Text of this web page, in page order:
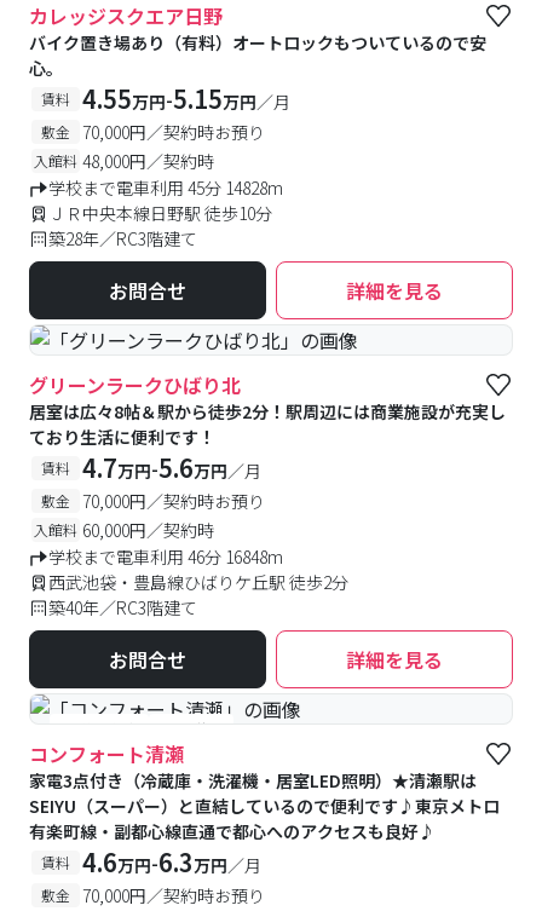
カレッジスクエア日野
バイク置き場あり（有料）オートロックもついているので安
心。
賃料 4.55万円-5.15万円／月
敷金 70,000円／契約時お預り
入館料 48,000円／契約時
学校まで電車利用 45分 14828m
ＪＲ中央本線日野駅 徒歩10分
築28年／RC3階建て
お問合せ 詳細を見る
グリーンラークひばり北
居室は広々8帖＆駅から徒歩2分！駅周辺には商業施設が充実し
ており生活に便利です！
賃料 4.7万円-5.6万円／月
敷金 70,000円／契約時お預り
入館料 60,000円／契約時
学校まで電車利用 46分 16848m
西武池袋・豊島線ひばりケ丘駅 徒歩2分
築40年／RC3階建て
お問合せ 詳細を見る
#予約受付中 #空室待ち
コンフォート清瀬
家電3点付き（冷蔵庫・洗濯機・居室LED照明）★清瀬駅は
SEIYU（スーパー）と直結しているので便利です♪東京メトロ
有楽町線・副都心線直通で都心へのアクセスも良好♪
賃料 4.6万円-6.3万円／月
敷金 70,000円／契約時お預り